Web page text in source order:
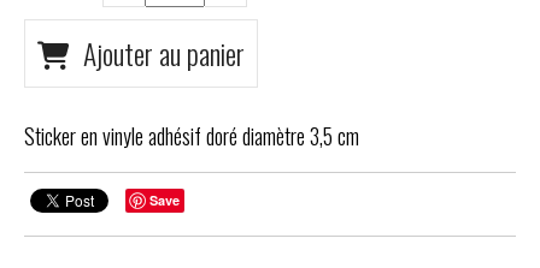
Ajouter au panier
Sticker en vinyle adhésif doré diamètre 3,5 cm
Save